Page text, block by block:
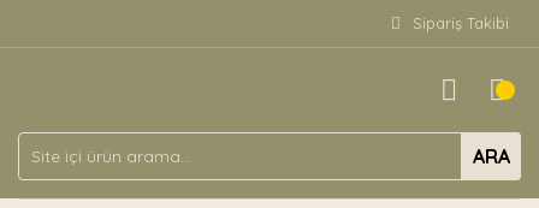
Sipariş Takibi
ARA